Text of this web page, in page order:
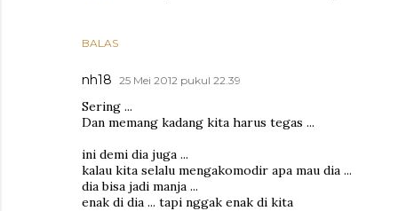
BALAS
nh18 25 Mei 2012 pukul 22.39
Sering ...
Dan memang kadang kita harus tegas ...
ini demi dia juga ...
kalau kita selalu mengakomodir apa mau dia ...
dia bisa jadi manja ...
enak di dia ... tapi nggak enak di kita